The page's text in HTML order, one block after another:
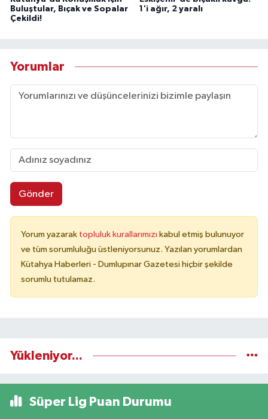
Buluştular, Bıçak ve Sopalar
Çekildi!
1'i ağır, 2 yaralı
Yorumlar
Gönder
Yorum yazarak topluluk kurallarımızı kabul etmiş bulunuyor
ve tüm sorumluluğu üstleniyorsunuz. Yazılan yorumlardan
Kütahya Haberleri - Dumlupınar Gazetesi hiçbir şekilde
sorumlu tutulamaz.
Yükleniyor...
Süper Lig Puan Durumu